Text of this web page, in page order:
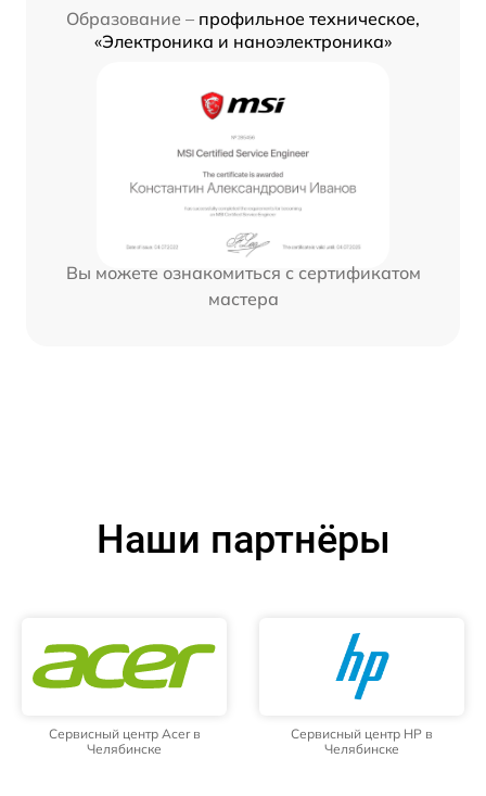
Образование – профильное техническое,
«Электроника и наноэлектроника»
Вы можете ознакомиться с сертификатом
мастера
Наши партнёры
Сервисный центр Acer в
Челябинске
Сервисный центр HP в
Челябинске